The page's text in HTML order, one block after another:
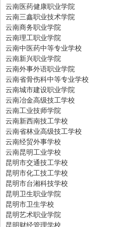
云南医药健康职业学院
云南三鑫职业技术学院
云南商务职业学院
云南理工职业学院
云南中医药中等专业学校
云南新兴职业学院
云南外事外语职业学院
云南省骨伤科中等专业学校
云南城市建设职业学院
云南冶金高级技工学校
云南工业技师学院
云南新西南技工学校
云南省林业高级技工学校
云南经贸外事学校
云南昆明工业学校
昆明市交通技工学校
昆明市化工技工学校
昆明市台湘科技学校
昆明卫生职业学院
昆明市卫生学校
昆明艺术职业学院
昆明财经管理学校